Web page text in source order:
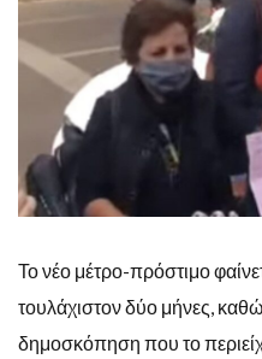
Το νέο μέτρο-πρόστιμο
τουλάχιστον δύο μήνες,
δημοσκόπηση που το